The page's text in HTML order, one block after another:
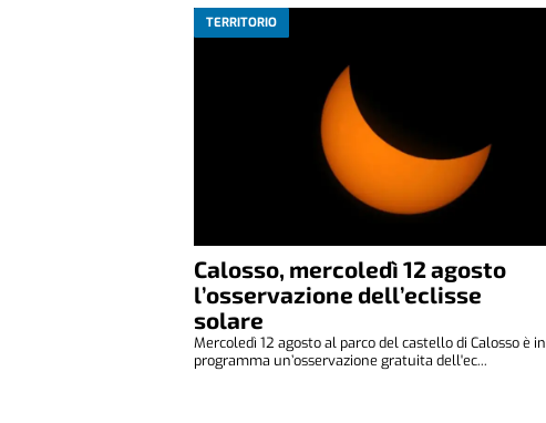
TERRITORIO
Calosso, mercoledì 12 agosto
l’osservazione dell’eclisse
solare
Mercoledì 12 agosto al parco del castello di Calosso è in
programma un’osservazione gratuita dell'ec...